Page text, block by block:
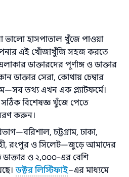
ভালো হাসপাতাল খুঁজে পাওয়া
এই খোঁজাখুঁজি সহজ করতে
ডাক্তারদের পূর্ণাঙ্গ ও ডাক্তার
ডাক্তার সেরা, কোথায় চেম্বার
তথ্য এখন এক প্ল্যাটফর্মে।
বিশেষজ্ঞ খুঁজে পেতে
করুন।
চট্টগ্রাম, ঢাকা,
রংপুর ও সিলেট—জুড়ে আমাদের
ও ২,০০০-এর বেশি
ডক্টর লিস্টিফাই–এর মাধ্যমে